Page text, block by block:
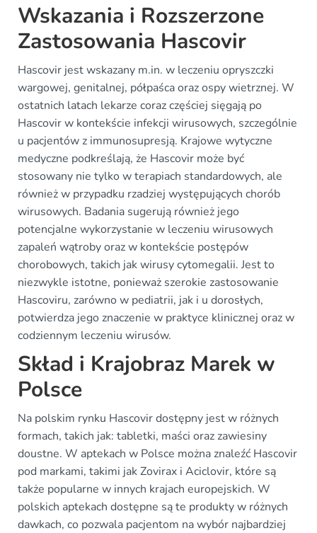
Wskazania i Rozszerzone
Zastosowania Hascovir
Hascovir jest wskazany m.in. w leczeniu opryszczki
wargowej, genitalnej, półpaśca oraz ospy wietrznej. W
ostatnich latach lekarze coraz częściej sięgają po
Hascovir w kontekście infekcji wirusowych, szczególnie
u pacjentów z immunosupresją. Krajowe wytyczne
medyczne podkreślają, że Hascovir może być
stosowany nie tylko w terapiach standardowych, ale
również w przypadku rzadziej występujących chorób
wirusowych. Badania sugerują również jego
potencjalne wykorzystanie w leczeniu wirusowych
zapaleń wątroby oraz w kontekście postępów
chorobowych, takich jak wirusy cytomegalii. Jest to
niezwykle istotne, ponieważ szerokie zastosowanie
Hascoviru, zarówno w pediatrii, jak i u dorosłych,
potwierdza jego znaczenie w praktyce klinicznej oraz w
codziennym leczeniu wirusów.
Skład i Krajobraz Marek w
Polsce
Na polskim rynku Hascovir dostępny jest w różnych
formach, takich jak: tabletki, maści oraz zawiesiny
doustne. W aptekach w Polsce można znaleźć Hascovir
pod markami, takimi jak Zovirax i Aciclovir, które są
także popularne w innych krajach europejskich. W
polskich aptekach dostępne są te produkty w różnych
dawkach, co pozwala pacjentom na wybór najbardziej